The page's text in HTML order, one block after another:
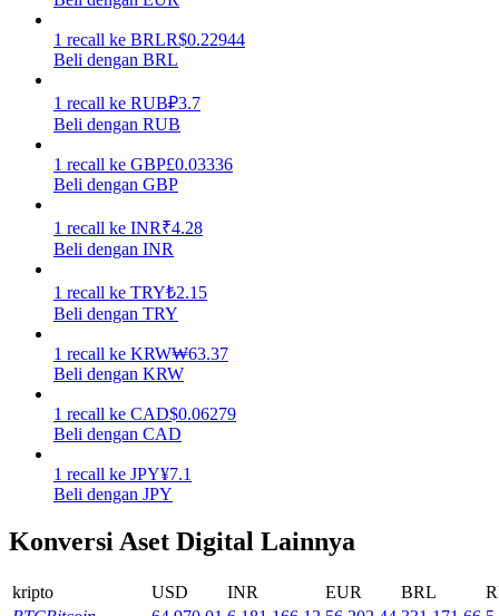
Menghasilkan
Dapatkan imbalan kompetitif setiap hari
1 recall ke BRLR$0.22944
Beli dengan BRL
1 recall ke RUB₽3.7
Beli dengan RUB
1 recall ke GBP£0.03336
Beli dengan GBP
1 recall ke INR₹4.28
Beli dengan INR
1 recall ke TRY₺2.15
Beli dengan TRY
1 recall ke KRW₩63.37
Beli dengan KRW
1 recall ke CAD$0.06279
Beli dengan CAD
1 recall ke JPY¥7.1
Beli dengan JPY
Konversi Aset Digital Lainnya
kripto USD INR EUR BRL